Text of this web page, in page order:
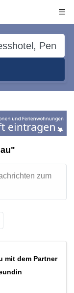
zum
mit dem Partner